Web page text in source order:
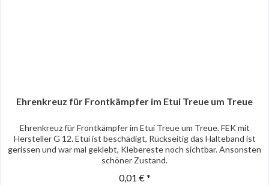
Ehrenkreuz für Frontkämpfer im Etui Treue um Treue
Ehrenkreuz für Frontkämpfer im Etui Treue um Treue. FEK mit
Hersteller G 12. Etui ist beschädigt, Rückseitig das Halteband ist
gerissen und war mal geklebt, Klebereste noch sichtbar. Ansonsten
schöner Zustand.
0,01 € *